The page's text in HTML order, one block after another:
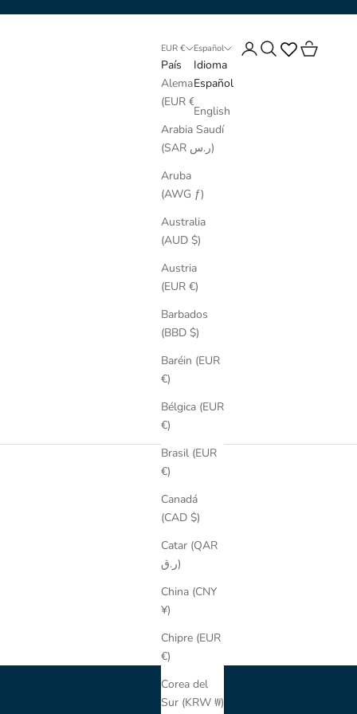
EUR €
País
Alemania
(EUR €)
Arabia Saudí
(SAR ر.س)
Aruba
(AWG ƒ)
Australia
(AUD $)
Austria
(EUR €)
Barbados
(BBD $)
Baréin (EUR
€)
Bélgica (EUR
€)
Brasil (EUR
€)
Canadá
(CAD $)
Catar (QAR
ر.ق)
China (CNY
¥)
Chipre (EUR
€)
Corea del
Sur (KRW ₩)
Español
Idioma
Español
English
Iniciar sesión
Buscar Cesta